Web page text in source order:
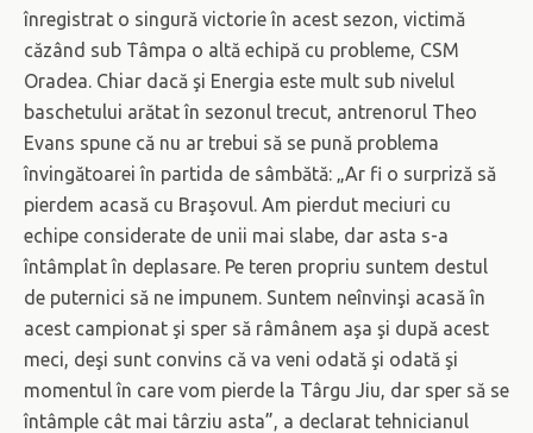
înregistrat o singură victorie în acest sezon, victimă
căzând sub Tâmpa o altă echipă cu probleme, CSM
Oradea. Chiar dacă şi Energia este mult sub nivelul
baschetului arătat în sezonul trecut, antrenorul Theo
Evans spune că nu ar trebui să se pună problema
învingătoarei în partida de sâmbătă: „Ar fi o surpriză să
pierdem acasă cu Braşovul. Am pierdut meciuri cu
echipe considerate de unii mai slabe, dar asta s-a
întâmplat în deplasare. Pe teren propriu suntem destul
de puternici să ne impunem. Suntem neînvinşi acasă în
acest campionat şi sper să râmânem aşa şi după acest
meci, deşi sunt convins că va veni odată şi odată şi
momentul în care vom pierde la Târgu Jiu, dar sper să se
întâmple cât mai târziu asta”, a declarat tehnicianul